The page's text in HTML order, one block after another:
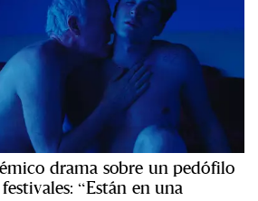
drama sobre un pedófilo
“Están en una